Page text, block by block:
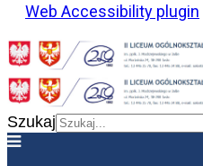
Web Accessibility plugin
Szukaj